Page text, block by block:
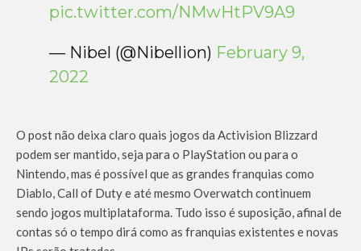
pic.twitter.com/NMwHtPV9A9
— Nibel (@Nibellion) February 9,
2022
O post não deixa claro quais jogos da Activision Blizzard
podem ser mantido, seja para o PlayStation ou para o
Nintendo, mas é possível que as grandes franquias como
Diablo, Call of Duty e até mesmo Overwatch continuem
sendo jogos multiplataforma. Tudo isso é suposição, afinal de
contas só o tempo dirá como as franquias existentes e novas